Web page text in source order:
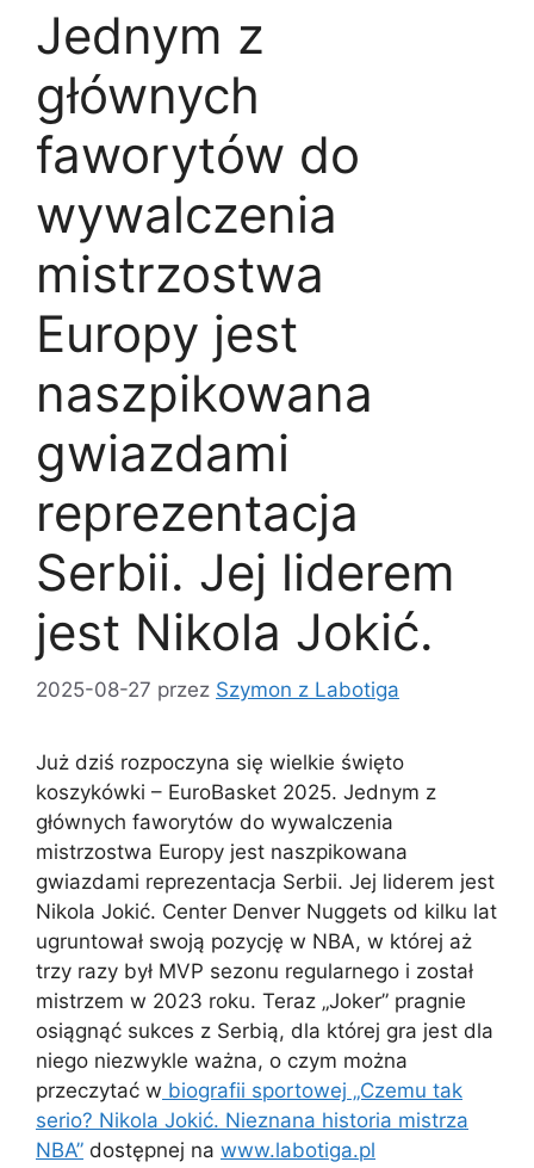
Jednym z
głównych
faworytów do
wywalczenia
mistrzostwa
Europy jest
naszpikowana
gwiazdami
reprezentacja
Serbii. Jej liderem
jest Nikola Jokić.
2025-08-27 przez Szymon z Labotiga
Już dziś rozpoczyna się wielkie święto
koszykówki – EuroBasket 2025. Jednym z
głównych faworytów do wywalczenia
mistrzostwa Europy jest naszpikowana
gwiazdami reprezentacja Serbii. Jej liderem jest
Nikola Jokić. Center Denver Nuggets od kilku lat
ugruntował swoją pozycję w NBA, w której aż
trzy razy był MVP sezonu regularnego i został
mistrzem w 2023 roku. Teraz „Joker” pragnie
osiągnąć sukces z Serbią, dla której gra jest dla
niego niezwykle ważna, o czym można
przeczytać w biografii sportowej „Czemu tak
serio? Nikola Jokić. Nieznana historia mistrza
NBA” dostępnej na www.labotiga.pl